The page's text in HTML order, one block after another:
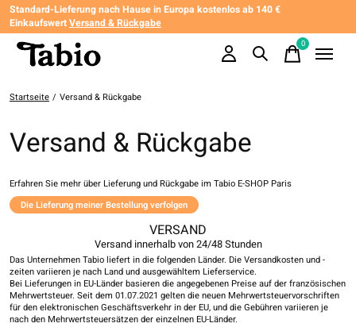
Standard-Lieferung nach Hause in Europa kostenlos ab 140 €
EinkaufswertVersand & Rückgabe
0items
Startseite / Versand & Rückgabe
Versand & Rückgabe
Erfahren Sie mehr über Lieferung und Rückgabe im Tabio E-SHOP Paris
Die Lieferung meiner Bestellung verfolgen
VERSAND
Versand innerhalb von 24/48 Stunden
Das Unternehmen Tabio liefert in die folgenden Länder. Die Versandkosten und -
zeiten variieren je nach Land und ausgewähltem Lieferservice.
Bei Lieferungen in EU-Länder basieren die angegebenen Preise auf der französischen
Mehrwertsteuer. Seit dem 01.07.2021 gelten die neuen Mehrwertsteuervorschriften
für den elektronischen Geschäftsverkehr in der EU, und die Gebühren variieren je
nach den Mehrwertsteuersätzen der einzelnen EU-Länder.